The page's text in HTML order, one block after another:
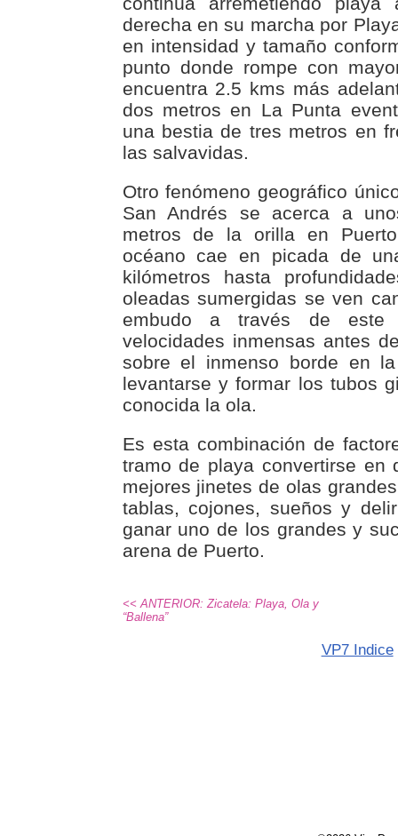
derecha en su marcha por
en intensidad y tamaño
punto donde rompe con
encuentra 2.5 kms más
dos metros en La Punta
una bestia de tres metros en
las salvavidas.
Otro fenómeno geográfico
San Andrés se acerca a
metros de la orilla en
océano cae en picada de
kilómetros hasta
oleadas sumergidas se ven
embudo a través de este
velocidades inmensas antes
sobre el inmenso borde en
levantarse y formar los tubos
conocida la ola.
Es esta combinación de
tramo de playa convertirse en
mejores jinetes de olas
tablas, cojones, sueños y
ganar uno de los grandes y
arena de Puerto.
<< ANTERIOR: Zicatela: Playa, Ola y
“Ballena”
VP7 Indice